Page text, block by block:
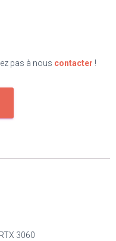
pas à nous contacter !
3060